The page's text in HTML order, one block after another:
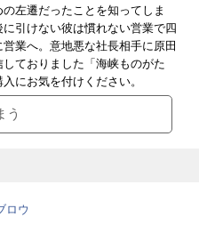
左遷だったことを知ってしま
引けない彼は慣れない営業で四
業へ。意地悪な社長相手に原田
ておりました「海峡ものがた
にお気を付けください。
う
ロウ